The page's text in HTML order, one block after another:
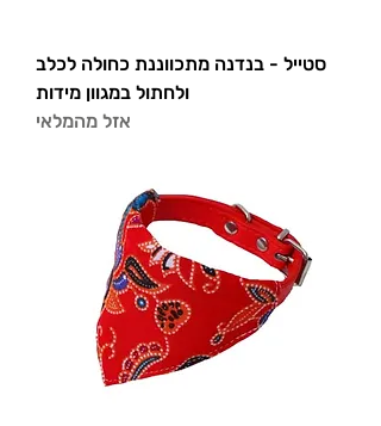
סטייל - בנדנה מתכווננת כחולה לכלב
ולחתול במגוון מידות
אזל מהמלאי